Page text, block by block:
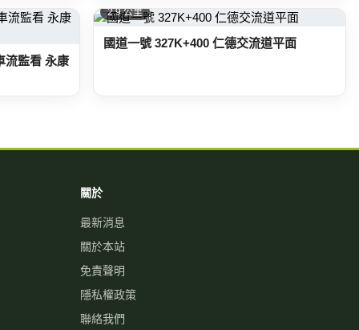
流監看 永康
2.9 公里
國道一號 327K+400 仁德交流道平面
關於
最新消息
關於本站
免責聲明
隱私權政策
聯絡我們